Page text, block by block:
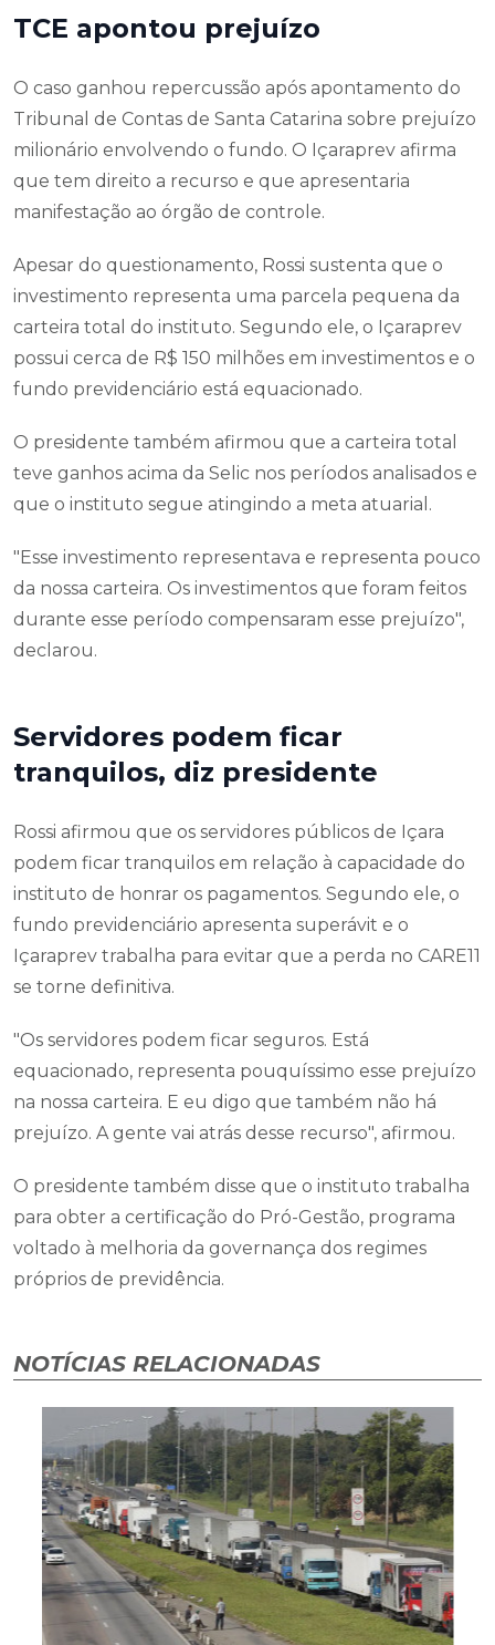
TCE apontou prejuízo
O caso ganhou repercussão após apontamento do
Tribunal de Contas de Santa Catarina sobre prejuízo
milionário envolvendo o fundo. O Içaraprev afirma
que tem direito a recurso e que apresentaria
manifestação ao órgão de controle.
Apesar do questionamento, Rossi sustenta que o
investimento representa uma parcela pequena da
carteira total do instituto. Segundo ele, o Içaraprev
possui cerca de R$ 150 milhões em investimentos e o
fundo previdenciário está equacionado.
O presidente também afirmou que a carteira total
teve ganhos acima da Selic nos períodos analisados e
que o instituto segue atingindo a meta atuarial.
"Esse investimento representava e representa pouco
da nossa carteira. Os investimentos que foram feitos
durante esse período compensaram esse prejuízo",
declarou.
Servidores podem ficar
tranquilos, diz presidente
Rossi afirmou que os servidores públicos de Içara
podem ficar tranquilos em relação à capacidade do
instituto de honrar os pagamentos. Segundo ele, o
fundo previdenciário apresenta superávit e o
Içaraprev trabalha para evitar que a perda no CARE11
se torne definitiva.
"Os servidores podem ficar seguros. Está
equacionado, representa pouquíssimo esse prejuízo
na nossa carteira. E eu digo que também não há
prejuízo. A gente vai atrás desse recurso", afirmou.
O presidente também disse que o instituto trabalha
para obter a certificação do Pró-Gestão, programa
voltado à melhoria da governança dos regimes
próprios de previdência.
NOTÍCIAS RELACIONADAS